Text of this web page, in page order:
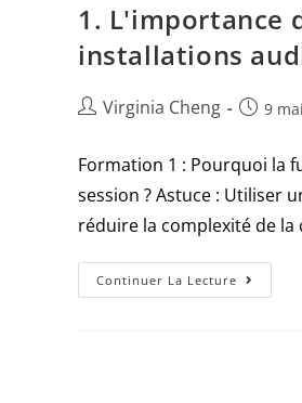
1. L'importance
installations
Virginia Cheng 9
Formation 1 : Pourquoi la
session ? Astuce : Utiliser
réduire la complexité de
Continuer La Lecture